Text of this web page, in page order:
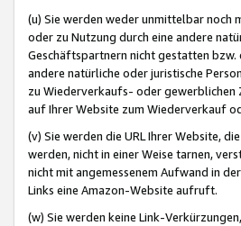
(u) Sie werden weder unmittelbar noch
oder zu Nutzung durch eine andere
Geschäftspartnern nicht gestatten
andere natürliche oder juristische
zu Wiederverkaufs- oder gewerblichen
auf Ihrer Website zum Wiederverkauf
(v) Sie werden die URL Ihrer Website,
werden, nicht in einer Weise tarnen,
nicht mit angemessenem Aufwand in
Links eine Amazon-Website aufruft.
(w) Sie werden keine Link-